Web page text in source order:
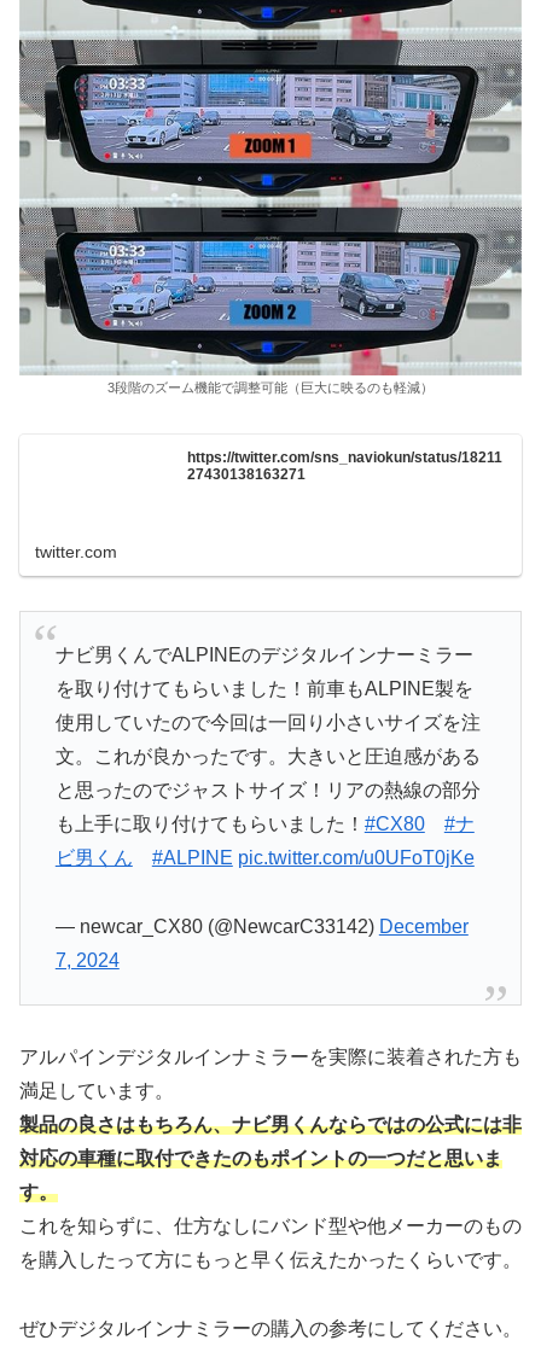
3段階のズーム機能で調整可能（巨大に映るのも軽減）
https://twitter.com/sns_naviokun/status/18211
27430138163271
twitter.com
ナビ男くんでALPINEのデジタルインナーミラー
を取り付けてもらいました！前車もALPINE製を
使用していたので今回は一回り小さいサイズを注
文。これが良かったです。大きいと圧迫感がある
と思ったのでジャストサイズ！リアの熱線の部分
も上手に取り付けてもらいました！ #CX80
#ナ
ビ男くん
#ALPINE pic.twitter.com/u0UFoT0jKe
— newcar_CX80 (@NewcarC33142) December
7, 2024
アルパインデジタルインナミラーを実際に装着された方も
満足しています。
製品の良さはもちろん、ナビ男くんならではの公式には非
対応の車種に取付できたのもポイントの一つだと思いま
す。
これを知らずに、仕方なしにバンド型や他メーカーのもの
を購入したって方にもっと早く伝えたかったくらいです。
ぜひデジタルインナミラーの購入の参考にしてください。